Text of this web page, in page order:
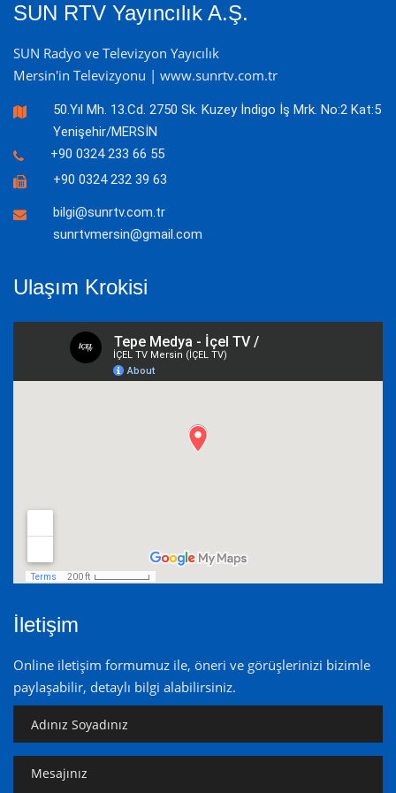
SUN RTV Yayıncılık A.Ş.
SUN Radyo ve Televizyon Yayıcılık
Mersin'in Televizyonu | www.sunrtv.com.tr
50.Yıl Mh. 13.Cd. 2750 Sk. Kuzey İndigo İş Mrk. No:2 Kat:5
Yenişehir/MERSİN
+90 0324 233 66 55
+90 0324 232 39 63
bilgi@sunrtv.com.tr
sunrtvmersin@gmail.com
Ulaşım Krokisi
İletişim
Online iletişim formumuz ile, öneri ve görüşlerinizi bizimle
paylaşabilir, detaylı bilgi alabilirsiniz.